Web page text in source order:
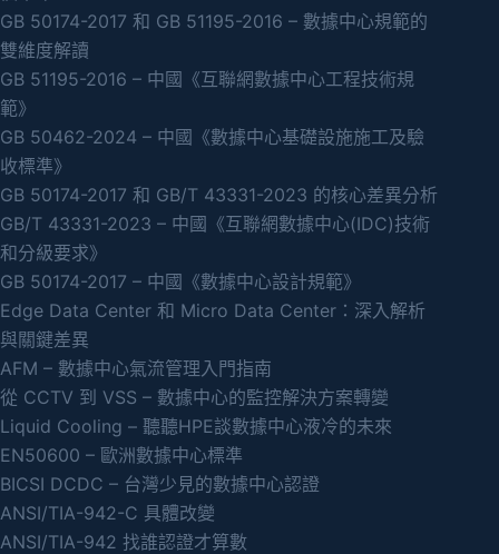
GB 50174-2017 和 GB 51195-2016 – 數據中心規範的
雙維度解讀
GB 51195-2016 – 中國《互聯網數據中心工程技術規
範》
GB 50462-2024 – 中國《數據中心基礎設施施工及驗
收標準》
GB 50174-2017 和 GB/T 43331-2023 的核心差異分析
GB/T 43331-2023 – 中國《互聯網數據中心(IDC)技術
和分級要求》
GB 50174-2017 – 中國《數據中心設計規範》
Edge Data Center 和 Micro Data Center：深入解析
與關鍵差異
AFM – 數據中心氣流管理入門指南
從 CCTV 到 VSS – 數據中心的監控解決方案轉變
Liquid Cooling – 聽聽HPE談數據中心液冷的未來
EN50600 – 歐洲數據中心標準
BICSI DCDC – 台灣少見的數據中心認證
ANSI/TIA-942-C 具體改變
ANSI/TIA-942 找誰認證才算數